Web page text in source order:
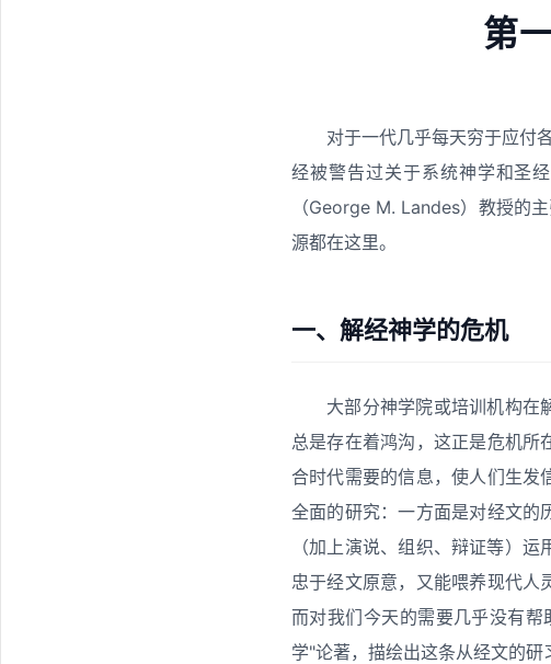
第
对于一代几乎每天穷于应付
经被警告过关于系统神学和圣
（George M. Landes）教授的
源都在这里。
一、解经神学的危机
大部分神学院或培训机构在
总是存在着鸿沟，这正是危机所
合时代需要的信息，使人们生发
全面的研究：一方面是对经文的
（加上演说、组织、辩证等）
忠于经文原意，又能喂养现代人
而对我们今天的需要几乎没有
学"论著，描绘出这条从经文的研